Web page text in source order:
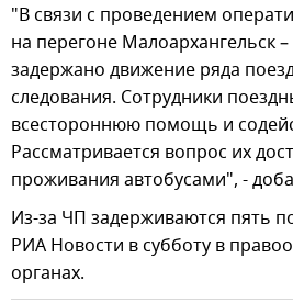
"В связи с проведением
на перегоне Малоархангельск –
задержано движение ряда
следования. Сотрудники
всестороннюю помощь и
Рассматривается вопрос их
проживания автобусами", -
Из-за ЧП задерживаются пять
РИА Новости в субботу в
органах.